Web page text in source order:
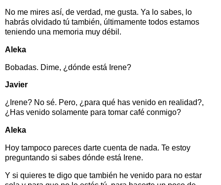
No me mires así, de verdad, me gusta. Ya lo sabes, lo
habrás olvidado tú también, últimamente todos estamos
teniendo una memoria muy débil.
Aleka
Bobadas. Dime, ¿dónde está Irene?
Javier
¿Irene? No sé. Pero, ¿para qué has venido en realidad?,
¿Has venido solamente para tomar café conmigo?
Aleka
Hoy tampoco pareces darte cuenta de nada. Te estoy
preguntando si sabes dónde está Irene.
Y si quieres te digo que también he venido para no estar